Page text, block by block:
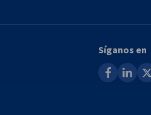
Síganos en
facebooklinkedin